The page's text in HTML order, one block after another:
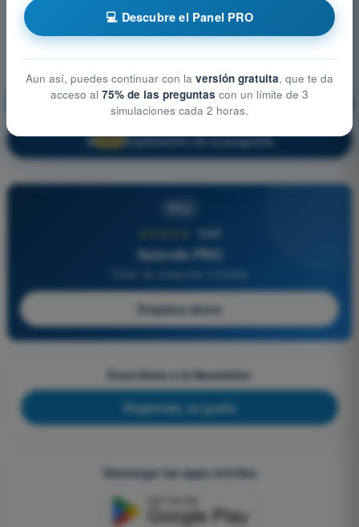
Procedimientos Operacionales ¡Entrenamiento!
🔒 Explicación de la pregunta
4,6/5
Quizvds PRO
Empieza ahora
Suscríbete a la Newsletter
Regístrate, es gratis
Descargar las apps móviles
💻 Descubre el Panel PRO
Aun así, puedes continuar con la versión gratuita, que te da
acceso al 75% de las preguntas con un límite de 3
simulaciones cada 2 horas.